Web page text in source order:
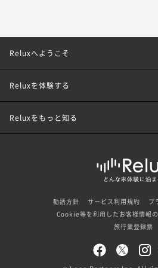
Reluxへようこそ
Reluxを体験する
Reluxをもっと知る
勧誘方針 サービス利用規約
プ
Cookie等を利用したお客様情報
旅行業登録票